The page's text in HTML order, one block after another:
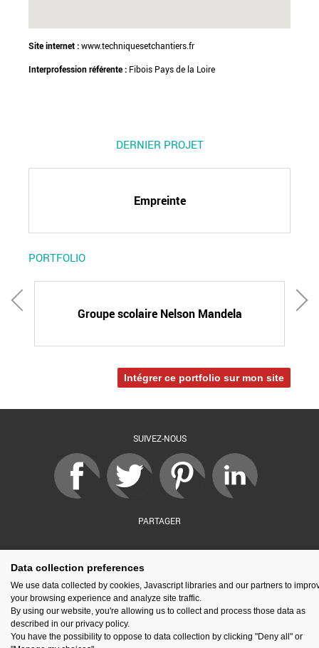
Site internet :www.techniquesetchantiers.fr
Interprofession référente : Fibois Pays de la Loire
DERNIER PROJET
Empreinte
PORTFOLIO
Groupe scolaire Nelson Mandela
Intégrer ce portfolio sur mon site
SUIVEZ-NOUS
PARTAGER
par : Financé par :
Espace presse Kit de communication Contact Mentions légales
Data collection preferences
We use data collected by cookies, Javascript libraries and our partners to
your browsing experience and analyze site traffic.
By using our website, you're allowing us to collect and process those data as
described in our privacy policy.
You have the possibility to oppose to data collection by clicking "Deny all" or